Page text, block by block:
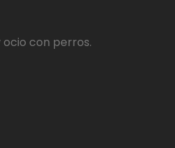
ocio con perros.